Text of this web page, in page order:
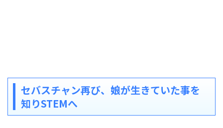
セバスチャン再び、娘が生きていた事を
知りSTEMへ